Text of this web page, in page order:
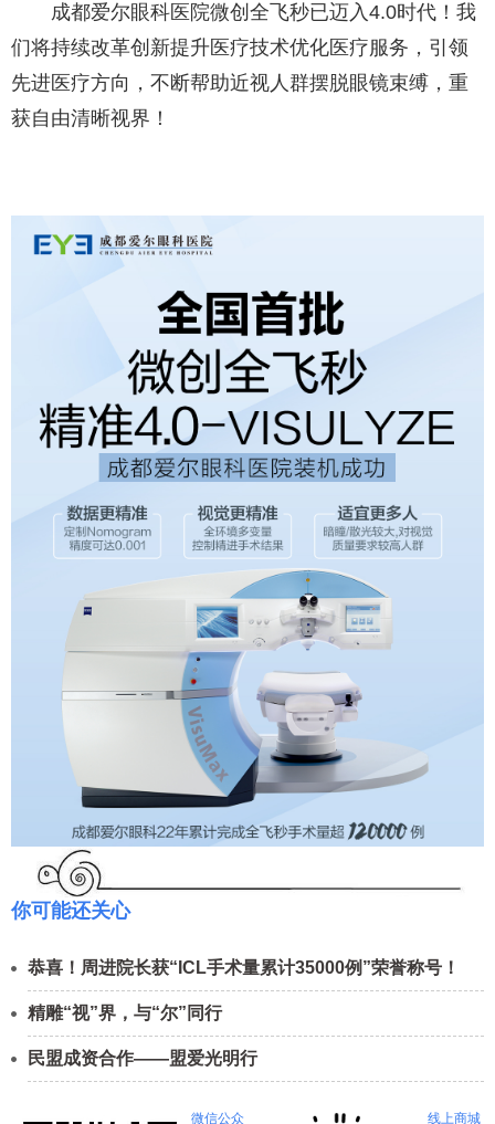
成都爱尔眼科医院微创全飞秒已迈入4.0时代！我
们将持续改革创新提升医疗技术优化医疗服务，引领
先进医疗方向，不断帮助近视人群摆脱眼镜束缚，重
获自由清晰视界！
你可能还关心
恭喜！周进院长获“ICL手术量累计35000例”荣誉称号！
精雕“视”界，与“尔”同行
民盟成资合作——盟爱光明行
微信公众 线上商城